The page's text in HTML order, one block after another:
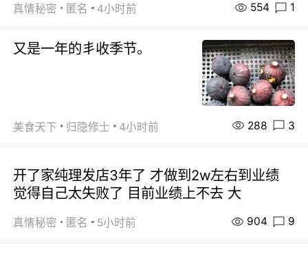
真情秘密 匿名 4小时前 554 1
又是一年的丯收季节。
美食天下 归隐修士 4小时前 288 3
开了家纯理发店3年了 才做到2w左右到业绩
觉得自己太失败了 目前业绩上不去 大
真情秘密 匿名 5小时前 904 9